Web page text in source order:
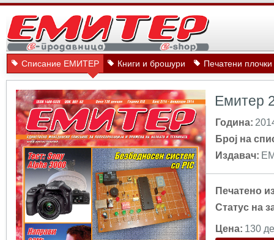
Списание ЕМИТЕР Книги и брошури Печатени
Емитер
Година:
Број на
Издавач:
Печатено
Статус на
Цена: 130